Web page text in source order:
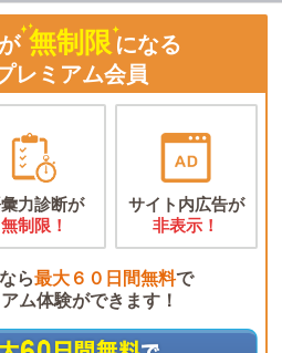
無制限になる
レミアム会員
力診断が
無制限！
サイト内広告が
非表示！
ら最大６０日間無料で
ム体験ができます！